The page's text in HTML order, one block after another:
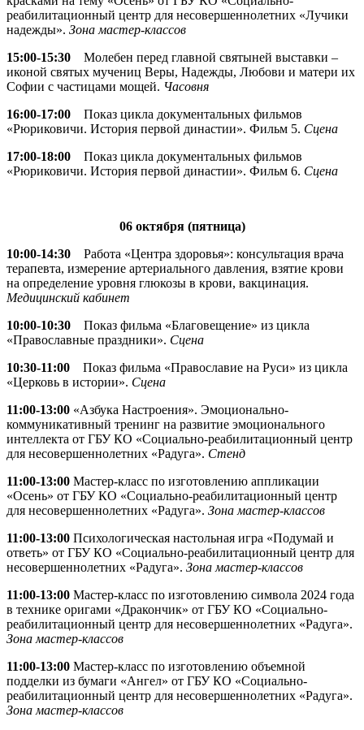
реабилитационный центр для несовершеннолетних «Лучики
надежды». Зона мастер-классов
15:00-15:30 Молебен перед главной святыней выставки –
иконой святых мучениц Веры, Надежды, Любови и матери их
Софии с частицами мощей. Часовня
16:00-17:00 Показ цикла документальных фильмов
«Рюриковичи. История первой династии». Фильм 5. Сцена
17:00-18:00 Показ цикла документальных фильмов
«Рюриковичи. История первой династии». Фильм 6. Сцена
06 октября (пятница)
10:00-14:30 Работа «Центра здоровья»: консультация врача
терапевта, измерение артериального давления, взятие крови
на определение уровня глюкозы в крови, вакцинация.
Медицинский кабинет
10:00-10:30 Показ фильма «Благовещение» из цикла
«Православные праздники». Сцена
10:30-11:00 Показ фильма «Православие на Руси» из цикла
«Церковь в истории». Сцена
11:00-13:00 «Азбука Настроения». Эмоционально-
коммуникативный тренинг на развитие эмоционального
интеллекта от ГБУ КО «Социально-реабилитационный центр
для несовершеннолетних «Радуга». Стенд
11:00-13:00 Мастер-класс по изготовлению аппликации
«Осень» от ГБУ КО «Социально-реабилитационный центр
для несовершеннолетних «Радуга». Зона мастер-классов
11:00-13:00 Психологическая настольная игра «Подумай и
ответь» от ГБУ КО «Социально-реабилитационный центр для
несовершеннолетних «Радуга». Зона мастер-классов
11:00-13:00 Мастер-класс по изготовлению символа 2024 года
в технике оригами «Дракончик» от ГБУ КО «Социально-
реабилитационный центр для несовершеннолетних «Радуга».
Зона мастер-классов
11:00-13:00 Мастер-класс по изготовлению объемной
подделки из бумаги «Ангел» от ГБУ КО «Социально-
реабилитационный центр для несовершеннолетних «Радуга».
Зона мастер-классов